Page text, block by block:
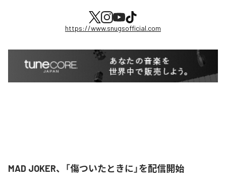
https://www.snugsofficial.com
MAD JOKER、「傷ついたときに」を配信開始